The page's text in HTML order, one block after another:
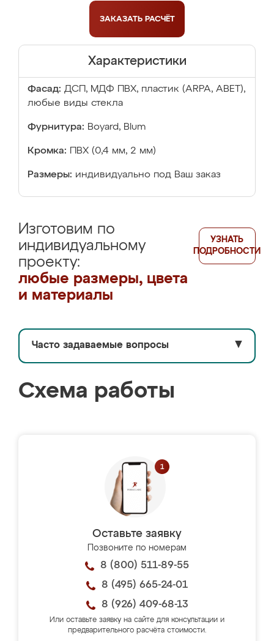
ЗАКАЗАТЬ РАСЧЁТ
Характеристики
Фасад: ДСП, МДФ ПВХ, пластик (ARPA, ABET),
любые виды стекла
Фурнитура: Boyard, Blum
Кромка: ПВХ (0,4 мм, 2 мм)
Размеры: индивидуально под Ваш заказ
Изготовим по
индивидуальному
проекту:
любые размеры, цвета
и материалы
УЗНАТЬ
ПОДРОБНОСТИ
Часто задаваемые вопросы ▼
Схема работы
Оставьте заявку
Позвоните по номерам
8 (800) 511-89-55
8 (495) 665-24-01
8 (926) 409-68-13
Или оставьте заявку на сайте для консультации и
предварительного расчёта стоимости.